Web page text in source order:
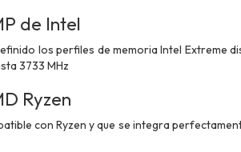
de Intel
los perfiles de memoria Intel Extreme
3733 MHz
Ryzen
con Ryzen y que se integra